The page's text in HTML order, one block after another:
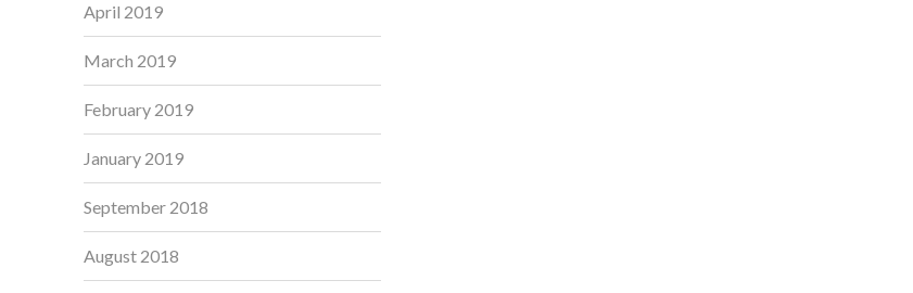
April 2019
March 2019
February 2019
January 2019
September 2018
August 2018